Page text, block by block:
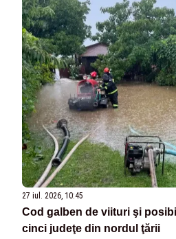
27 iul. 2026, 10:45
Cod galben de viituri şi
cinci judeţe din nordul ţării